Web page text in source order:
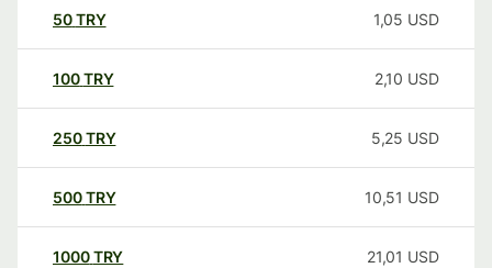
50TRY 1,05 USD
100TRY 2,10 USD
250TRY 5,25 USD
500TRY 10,51 USD
1000TRY 21,01 USD